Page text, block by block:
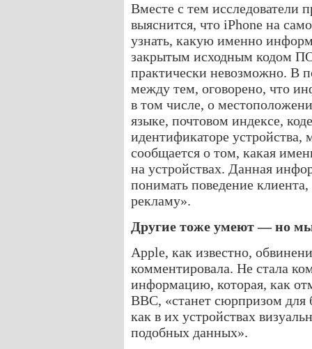
Вместе с тем исследователи
выяснится, что iPhone на
узнать, какую именно
закрытым исходным кодом ПО
практически невозможно. В
между тем, оговорено, что
в том числе, о
языке, почтовом индексе,
идентификаторе устройства,
сообщается о том, какая
на устройствах. Данная
понимать поведение
рекламу».
Другие тоже умеют — но
Apple, как известно,
комментировала. Не стала
информацию, которая, как
BBC, «станет сюрпризом для
как в их устройствах
подобных данных».